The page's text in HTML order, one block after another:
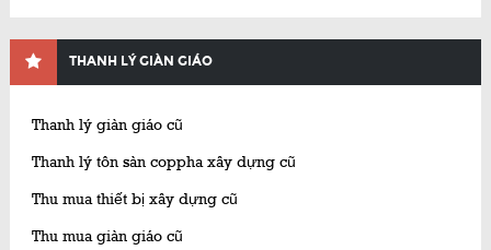
THANH LÝ GIÀN GIÁO
Thanh lý giàn giáo cũ
Thanh lý tôn sàn coppha xây dựng cũ
Thu mua thiết bị xây dựng cũ
Thu mua giàn giáo cũ